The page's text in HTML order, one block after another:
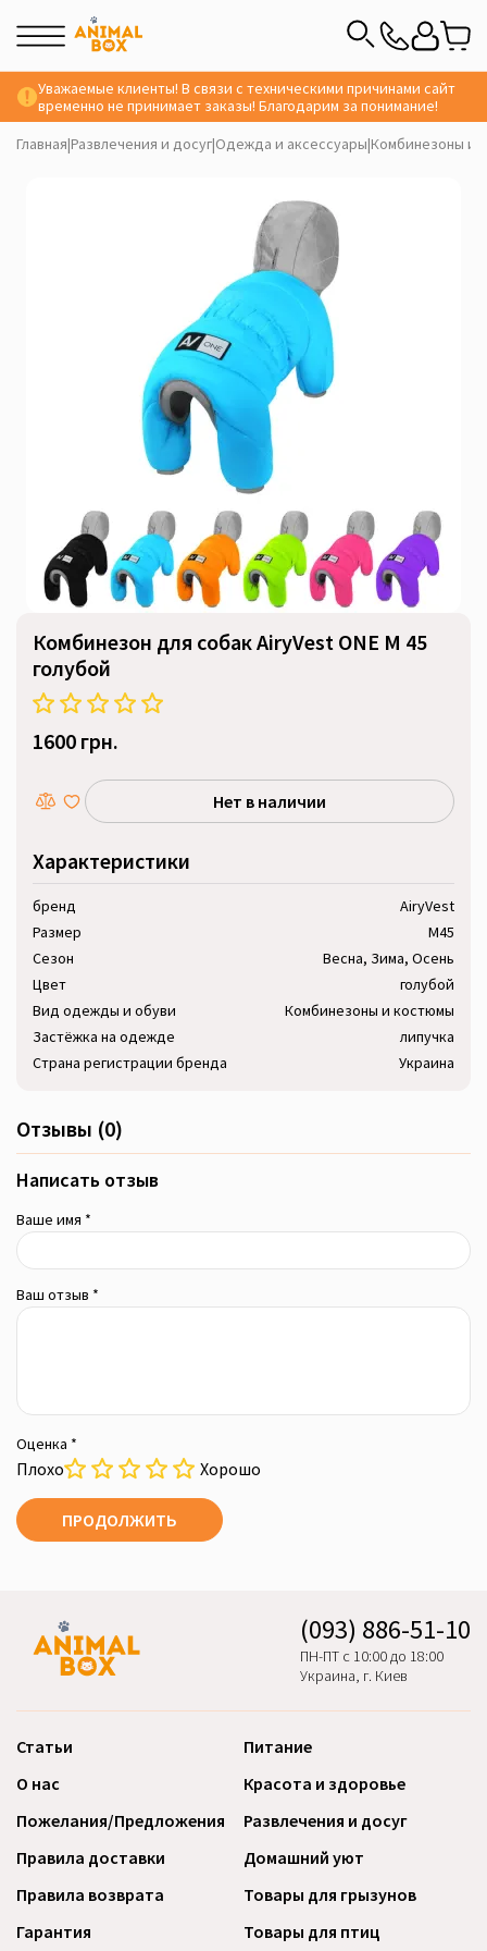
Уважаемые клиенты! В связи с техническими причинами сайт
временно не принимает заказы! Благодарим за понимание!
Главная|Развлечения и досуг|Одежда и аксессуары|Комбинезоны и
Комбинезон для собак AiryVest ONE M 45
голубой
1600 грн.
Нет в наличии
Характеристики
бренд
AiryVest
Размер
M45
Сезон
Весна, Зима, Осень
Цвет
голубой
Вид одежды и обуви
Комбинезоны и костюмы
Застёжка на одежде
липучка
Страна регистрации бренда
Украина
Отзывы (0)
Написать отзыв
Ваше имя *
Ваш отзыв *
Оценка *
Плохо Хорошо
ПРОДОЛЖИТЬ
(093) 886-51-10
ПН-ПТ с 10:00 до 18:00
Украина, г. Киев
Статьи
О нас
Пожелания/Предложения
Правила доставки
Правила возврата
Гарантия
Питание
Красота и здоровье
Развлечения и досуг
Домашний уют
Товары для грызунов
Товары для птиц